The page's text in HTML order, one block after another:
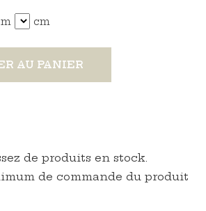
m cm
AU PANIER
de produits en stock.
de commande du produit